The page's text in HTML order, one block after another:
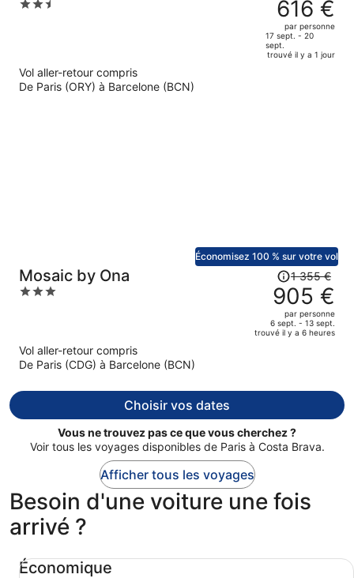
Mar
2.5
était
de
943 €.
616 €
par personne
17 sept. - 20
sept.
trouvé il y a 1 jour
Vol aller-retour compris
De Paris (ORY) à Barcelone (BCN)
Mosaic by Ona
3
Économisez 100 % sur votre vol
Le
prix
était
de
1
maintenant
de
905 €
1 355 €
905 €
par personne
6 sept. - 13 sept.
trouvé il y a 6 heures
Vol aller-retour compris
De Paris (CDG) à Barcelone (BCN)
Choisir vos dates
Vous ne trouvez pas ce que vous cherchez ?
Voir tous les voyages disponibles de Paris à Costa Brava.
Afficher tous les voyages
Besoin d'une voiture une fois
arrivé ?
Économique
Économique Chevrolet Spark